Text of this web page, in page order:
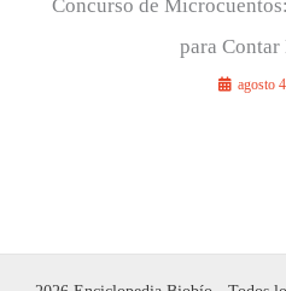
Concurso de
para
agosto